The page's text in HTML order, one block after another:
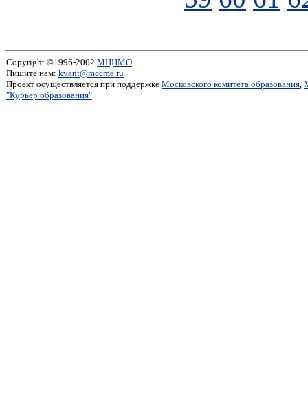
Copyright ©1996-2002 МЦНМО
Пишите нам: kvant@mccme.ru
Проект осуществляется при поддержке Московского комитета образования,
"Курьер образования"